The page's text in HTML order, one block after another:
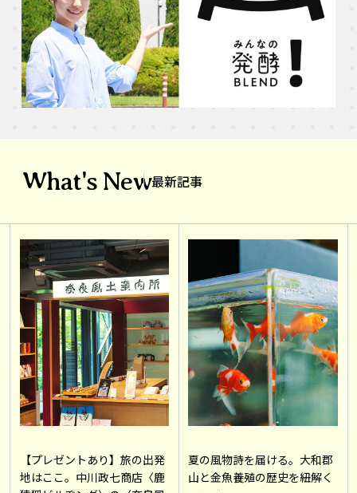
What's New最新記事
【プレゼントあり】旅の出発
地はここ。中川政七商店〈鹿
夏の風物詩を届ける。大和郡
山と金魚養殖の歴史を紐解く